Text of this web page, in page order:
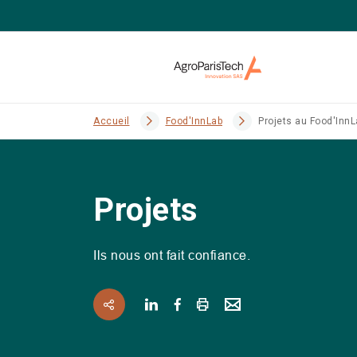
Accueil Food'InnLab Projets au
Projets
Ils nous ont fait confiance.